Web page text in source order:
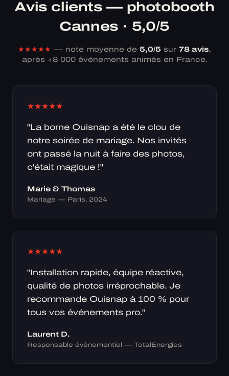
Avis clients — photobooth
Cannes · 5,0/5
★★★★★ — note moyenne de 5,0/5 sur 78 avis,
après +8 000 événements animés en France.
★★★★★
"La borne Ouisnap a été le clou de
notre soirée de mariage. Nos invités
ont passé la nuit à faire des photos,
c'était magique !"
Marie & Thomas
Mariage — Paris, 2024
★★★★★
"Installation rapide, équipe réactive,
qualité de photos irréprochable. Je
recommande Ouisnap à 100 % pour
tous vos événements pro."
Laurent D.
Responsable événementiel — TotalEnergies